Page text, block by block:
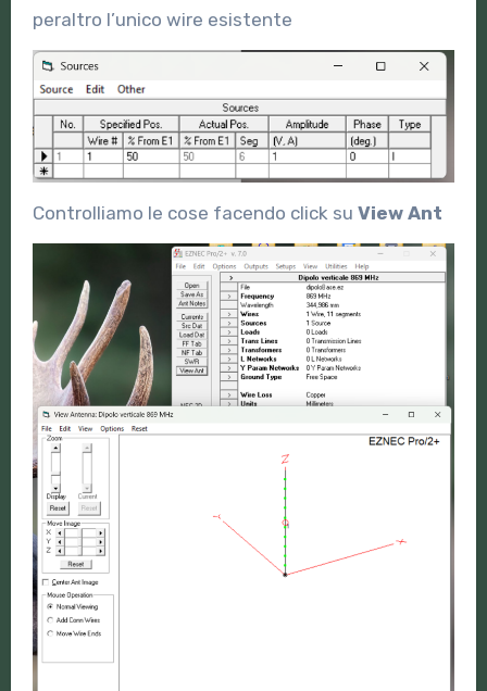
peraltro l’unico wire esistente
Controlliamo le cose facendo click su View Ant